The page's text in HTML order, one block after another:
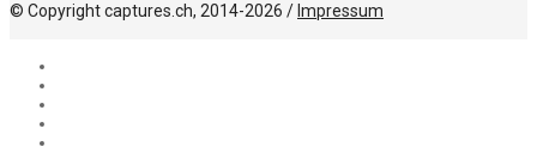
© Copyright captures.ch, 2014-2026 / Impressum